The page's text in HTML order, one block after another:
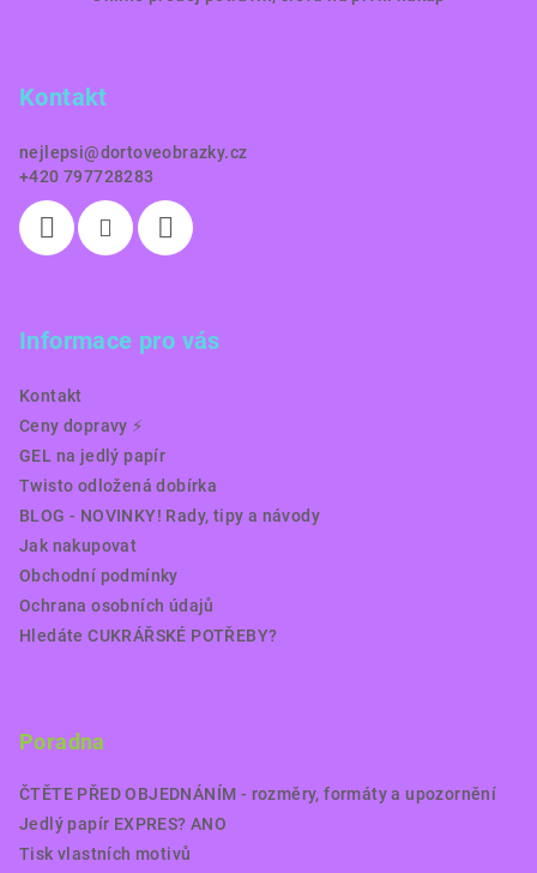
Kontakt
nejlepsi@dortoveobrazky.cz
+420 797728283
Informace pro vás
Kontakt
Ceny dopravy ⚡️
GEL na jedlý papír
Twisto odložená dobírka
BLOG - NOVINKY! Rady, tipy a návody
Jak nakupovat
Obchodní podmínky
Ochrana osobních údajů
Hledáte CUKRÁŘSKÉ POTŘEBY?
Poradna
ČTĚTE PŘED OBJEDNÁNÍM - rozměry, formáty a upozornění
Jedlý papír EXPRES? ANO
Tisk vlastních motivů